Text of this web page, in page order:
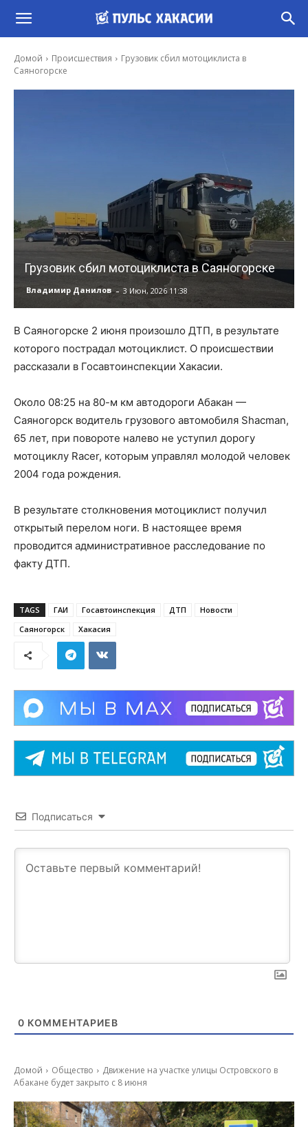
Домой Происшествия
Грузовик сбил мотоциклиста в
Саяногорске
Грузовик сбил мотоциклиста в Саяногорске
Владимир Данилов - 3 Июн, 2026 11:38
В Саяногорске 2 июня произошло ДТП, в результате
которого пострадал мотоциклист. О происшествии
рассказали в Госавтоинспекции Хакасии.
Около 08:25 на 80-м км автодороги Абакан —
Саяногорск водитель грузового автомобиля Shacman,
65 лет, при повороте налево не уступил дорогу
мотоциклу Racer, которым управлял молодой человек
2004 года рождения.
В результате столкновения мотоциклист получил
открытый перелом ноги. В настоящее время
проводится административное расследование по
факту ДТП.
TAGS ГАИ Госавтоинспекция ДТП
Новости
Саяногорск
Хакасия
Подписаться
0 КОММЕНТАРИЕВ